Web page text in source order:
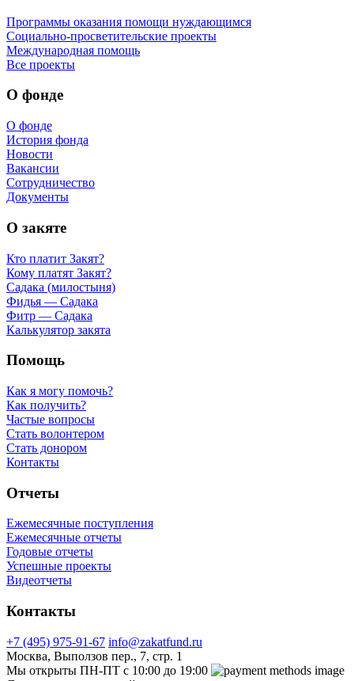
Программы оказания помощи нуждающимся
Социально-просветительские проекты
Международная помощь
Все проекты
О фонде
О фонде
История фонда
Новости
Вакансии
Сотрудничество
Документы
О закяте
Кто платит Закят?
Кому платят Закят?
Садака (милостыня)
Фидья — Садака
Фитр — Садака
Калькулятор закята
Помощь
Как я могу помочь?
Как получить?
Частые вопросы
Стать волонтером
Стать донором
Контакты
Отчеты
Ежемесячные поступления
Ежемесячные отчеты
Годовые отчеты
Успешные проекты
Видеотчеты
Контакты
+7 (495) 975-91-67 info@zakatfund.ru
Москва, Выползов пер., 7, стр. 1
Мы открыты ПН-ПТ с 10:00 до 19:00